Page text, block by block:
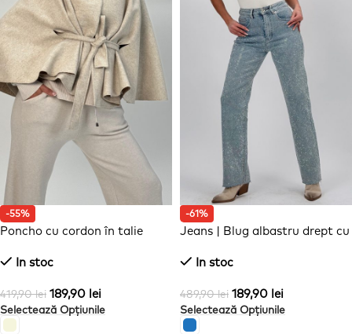
-55%
Poncho cu cordon în talie
In stoc
419,90lei 189,90 lei
Selectează Opțiunile
-61%
Jeans | Blug albastru drept cu
In stoc
489,90lei 189,90 lei
Selectează Opțiunile